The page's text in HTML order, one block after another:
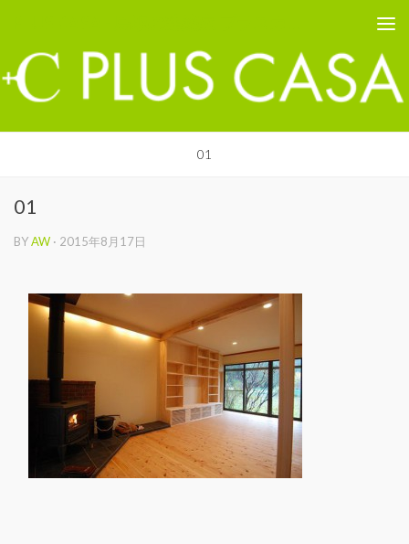
01
01
BYAW · 2015年8月17日